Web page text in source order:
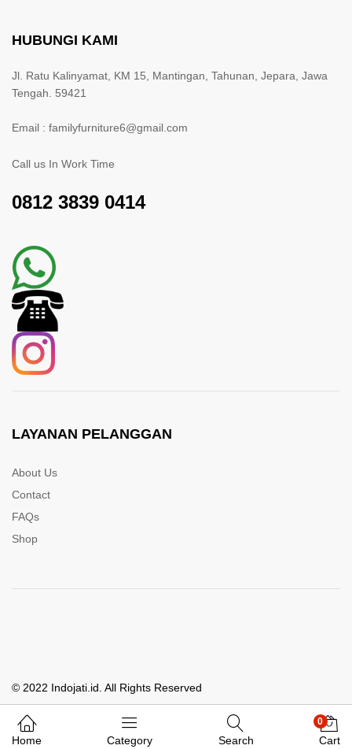
Whatsapp Kami
HUBUNGI KAMI
Jl. Ratu Kalinyamat, KM 15, Mantingan, Tahunan, Jepara, Jawa
Tengah. 59421
Email : familyfurniture6@gmail.com
Call us In Work Time
0812 3839 0414
LAYANAN PELANGGAN
About Us
Contact
FAQs
Shop
© 2022 Indojati.id. All Rights Reserved
Home Category Search
0
Cart